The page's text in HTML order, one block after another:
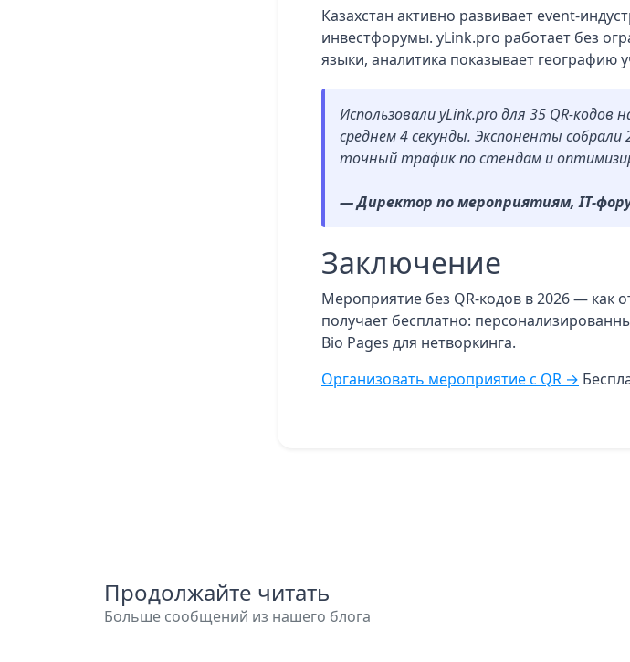
Казахстан активно развивает event-
инвестфорумы. yLink.pro работает без
языки, аналитика показывает географию
Использовали yLink.pro для 35 QR-
среднем 4 секунды. Экспоненты
точный трафик по стендам и
— Директор по мероприятиям, IT-
Заключение
Мероприятие без QR-кодов в 2026 — как
получает бесплатно:
Bio Pages для нетворкинга.
Организовать мероприятие с QR →
Продолжайте читать
Больше сообщений из нашего блога